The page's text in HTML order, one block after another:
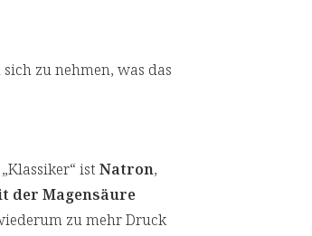
zu nehmen, was das
ist Natron,
der Magensäure
zu mehr Druck